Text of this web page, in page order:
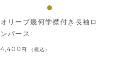
オリーブ幾何学襟付き長袖ロ
ンパース
4,400 税込